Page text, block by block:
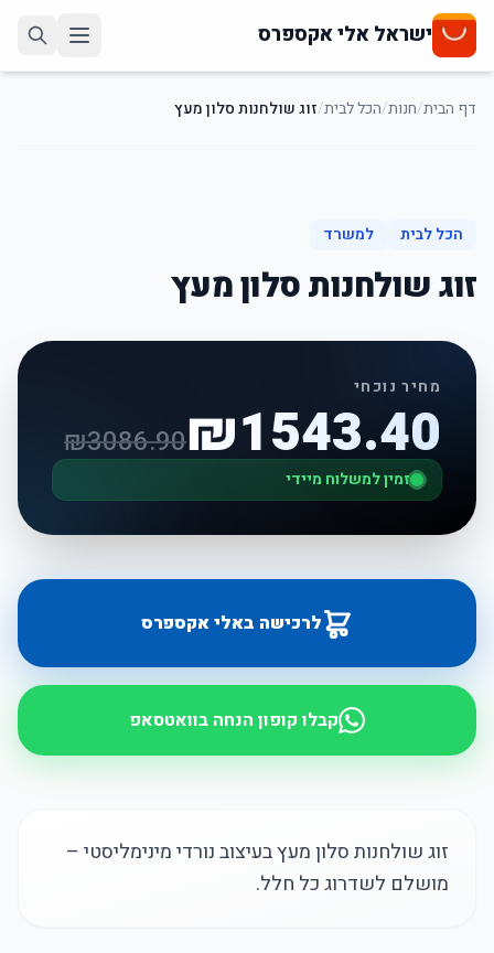
ישראל אלי אקספרס
דף הבית/חנות/הכל לבית/זוג שולחנות סלון מעץ
הכל לבית
למשרד
זוג שולחנות סלון מעץ
מחיר נוכחי
₪1543.40
₪3086.90
זמין למשלוח מיידי
לרכישה באלי אקספרס
קבלו קופון הנחה בוואטסאפ
זוג שולחנות סלון מעץ בעיצוב נורדי מינימליסטי –
מושלם לשדרוג כל חלל.